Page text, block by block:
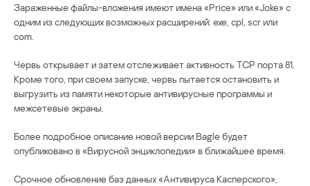
Зараженные файлы-вложения имеют имена «Price» или «Joke» с
одним из следующих возможных расширений: exe, cpl, scr или
com.
Червь открывает и затем отслеживает активность TCP порта 81.
Кроме того, при своем запуске, червь пытается остановить и
выгрузить из памяти некоторые антивирусные программы и
межсетевые экраны.
Более подробное описание новой версии Bagle будет
опубликовано в «Вирусной энциклопедии» в ближайшее время.
Срочное обновление баз данных «Антивируса Касперского»,